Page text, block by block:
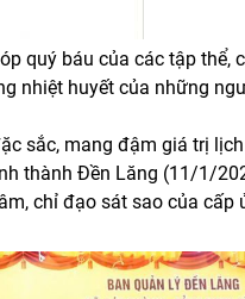
quý báu của các tập thể,
nhiệt huyết của những
sắc, mang đậm giá trị
thành Đền Lăng (11/1/
chỉ đạo sát sao của cấp